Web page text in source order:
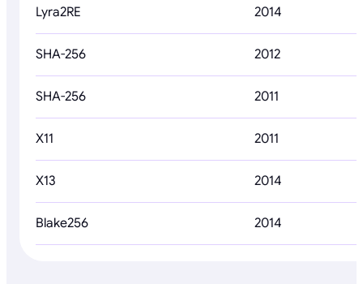
Lyra2RE 2014
SHA-256 2012
SHA-256 2011
X11 2011
X13 2014
Blake256 2014